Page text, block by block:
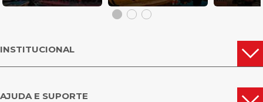
INSTITUCIONAL
AJUDA E SUPORTE